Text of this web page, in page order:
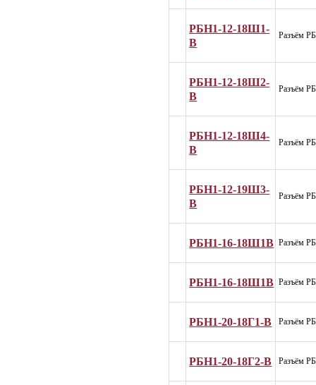
РБН1-12-18Ш1-
В
Разъём
РБН1-12-18Ш2-
В
Разъём
РБН1-12-18Ш4-
В
Разъём
РБН1-12-19Ш3-
В
Разъём
РБН1-16-18Ш1В Разъём
РБН1-16-18Ш1В Разъём
РБН1-20-18Г1-В Разъём
РБН1-20-18Г2-В Разъём